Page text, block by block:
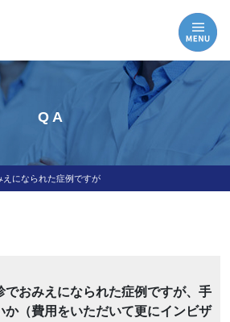
Q A
えになられた症例ですが
でおみえになられた症例ですが、手
か（費用をいただいて更にインビザ